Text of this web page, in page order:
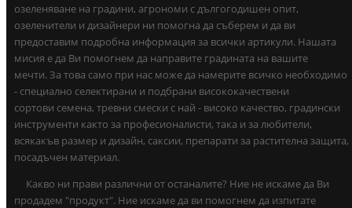
озеленяване на градини, агрономи с дългогодишен опит,
озеленители и дизайнери ни помогна да съберем и да ви
предоставим подробна информация за всички артикули. Нашата
мисия е да Ви помогнем да направите градината на вашите
мечти. За това само при нас може да намерите всичко необходимо
- специално селектирани и подбрани висококачествени
сортови семена, тревни смески с най - високо качество, градински
инструменти както за професионалисти, така и за любители,
всякакъв размер и дизайн, саксии, препарати за растителна защита,
посадъчен материал.
Какво ни прави различни от останалите? Ние не искаме да Ви
продадем "продукт". Ние искаме да ви помогнем да изпитате